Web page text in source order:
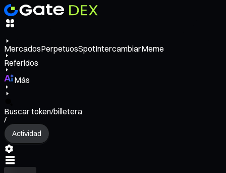
MercadosPerpetuosSpotIntercambiarMeme
Referidos
Más
Buscar token/billetera
/
Actividad